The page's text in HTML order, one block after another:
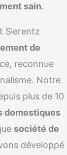
sain.
Sierentz
de
reconnue
Notre
plus de 10
domestiques
société de
développé